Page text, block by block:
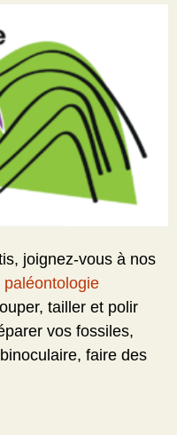
joignez-vous à nos
paléontologie
tailler et polir
vos fossiles,
faire des